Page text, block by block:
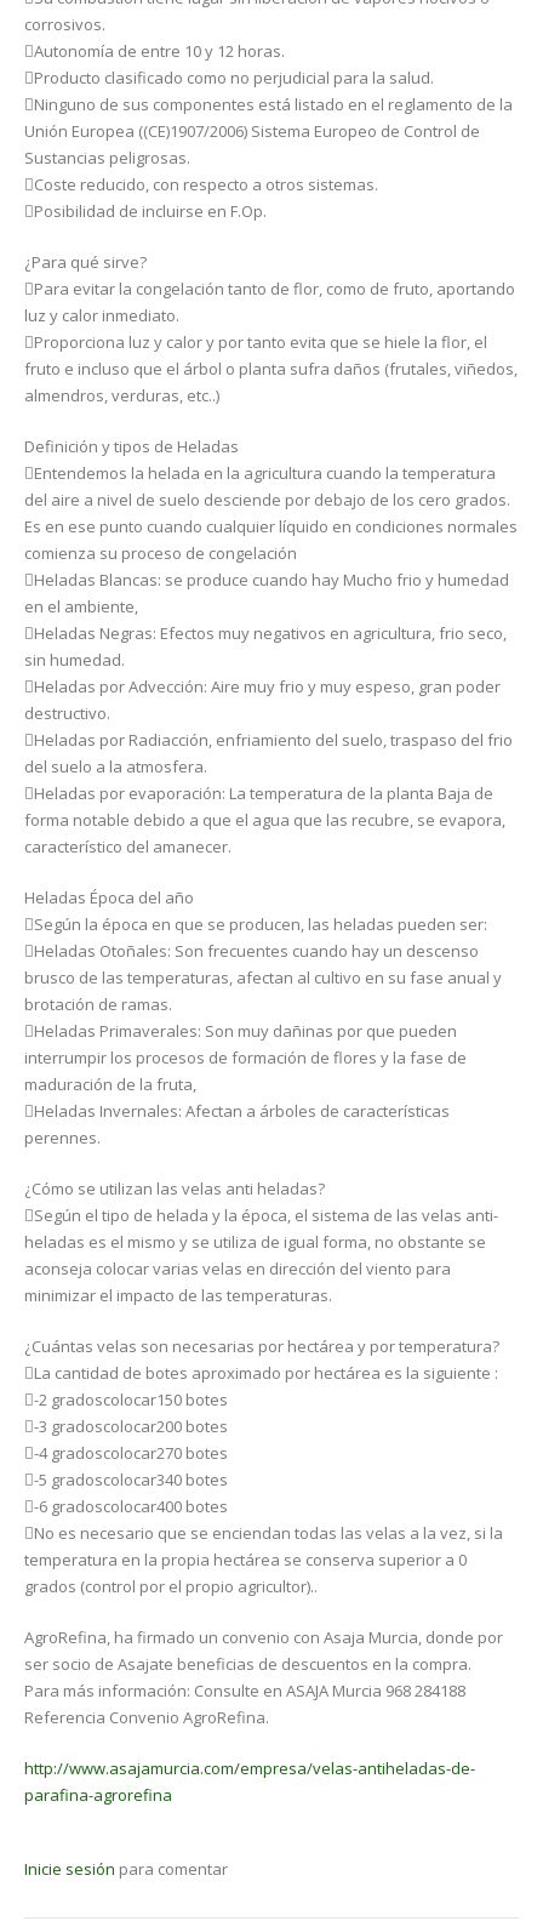
corrosivos.
Autonomía de entre 10 y 12 horas.
Producto clasificado como no perjudicial para la salud.
Ninguno de sus componentes está listado en el reglamento de la
Unión Europea ((CE)1907/2006) Sistema Europeo de Control de
Sustancias peligrosas.
Coste reducido, con respecto a otros sistemas.
Posibilidad de incluirse en F.Op.
¿Para qué sirve?
Para evitar la congelación tanto de flor, como de fruto, aportando
luz y calor inmediato.
Proporciona luz y calor y por tanto evita que se hiele la flor, el
fruto e incluso que el árbol o planta sufra daños (frutales, viñedos,
almendros, verduras, etc..)
Definición y tipos de Heladas
Entendemos la helada en la agricultura cuando la temperatura
del aire a nivel de suelo desciende por debajo de los cero grados.
Es en ese punto cuando cualquier líquido en condiciones normales
comienza su proceso de congelación
Heladas Blancas: se produce cuando hay Mucho frio y humedad
en el ambiente,
Heladas Negras: Efectos muy negativos en agricultura, frio seco,
sin humedad.
Heladas por Advección: Aire muy frio y muy espeso, gran poder
destructivo.
Heladas por Radiacción, enfriamiento del suelo, traspaso del frio
del suelo a la atmosfera.
Heladas por evaporación: La temperatura de la planta Baja de
forma notable debido a que el agua que las recubre, se evapora,
característico del amanecer.
Heladas Época del año
Según la época en que se producen, las heladas pueden ser:
Heladas Otoñales: Son frecuentes cuando hay un descenso
brusco de las temperaturas, afectan al cultivo en su fase anual y
brotación de ramas.
Heladas Primaverales: Son muy dañinas por que pueden
interrumpir los procesos de formación de flores y la fase de
maduración de la fruta,
Heladas Invernales: Afectan a árboles de características
perennes.
¿Cómo se utilizan las velas anti heladas?
Según el tipo de helada y la época, el sistema de las velas anti-
heladas es el mismo y se utiliza de igual forma, no obstante se
aconseja colocar varias velas en dirección del viento para
minimizar el impacto de las temperaturas.
¿Cuántas velas son necesarias por hectárea y por temperatura?
La cantidad de botes aproximado por hectárea es la siguiente :
-2 gradoscolocar150 botes
-3 gradoscolocar200 botes
-4 gradoscolocar270 botes
-5 gradoscolocar340 botes
-6 gradoscolocar400 botes
No es necesario que se enciendan todas las velas a la vez, si la
temperatura en la propia hectárea se conserva superior a 0
grados (control por el propio agricultor)..
AgroRefina, ha firmado un convenio con Asaja Murcia, donde por
ser socio de Asajate beneficias de descuentos en la compra.
Para más información: Consulte en ASAJA Murcia 968 284188
Referencia Convenio AgroRefina.
http://www.asajamurcia.com/empresa/velas-antiheladas-de-
parafina-agrorefina
Inicie sesión para comentar